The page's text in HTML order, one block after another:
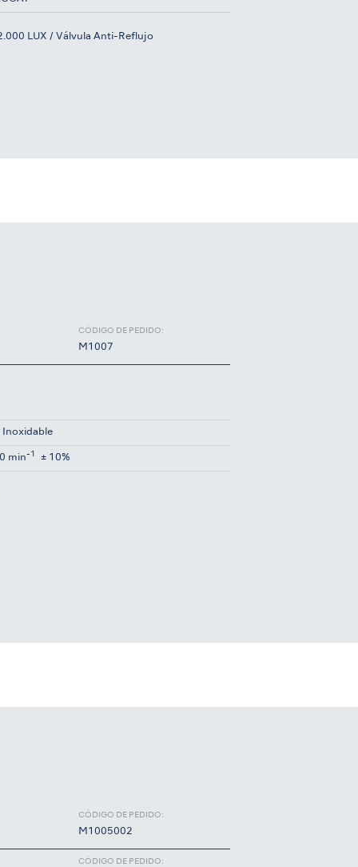
LUX / Válvula Anti-Reflujo
CÓDIGO DE PEDIDO:
M1007
Inoxidable
min-1 ± 10%
CÓDIGO DE PEDIDO:
M1005002
CÓDIGO DE PEDIDO: